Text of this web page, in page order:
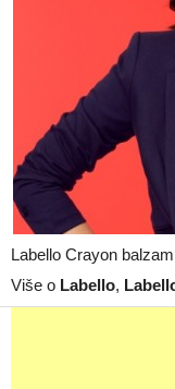
Labello Crayon
Više o Labello,